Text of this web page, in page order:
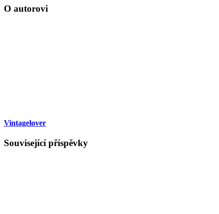
O autorovi
Vintagelover
Související příspěvky